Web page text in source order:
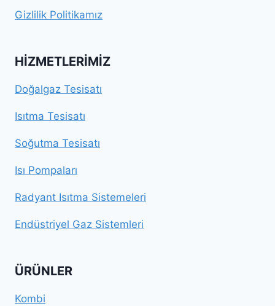
Gizlilik Politikamız
HIZMETLERIMIZ
Doğalgaz Tesisatı
Isıtma Tesisatı
Soğutma Tesisatı
Isı Pompaları
Radyant Isıtma Sistemeleri
Endüstriyel Gaz Sistemleri
ÜRÜNLER
Kombi